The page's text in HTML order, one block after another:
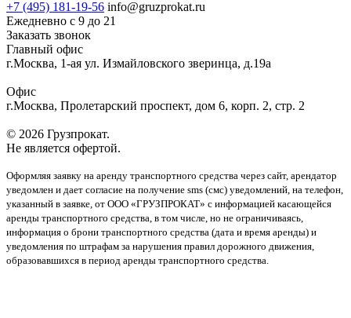
+7 (495) 181-19-56 info@gruzprokat.ru
Ежедневно с 9 до 21
Заказать звонок
Главный офис
г.Москва, 1-ая ул. Измайловского зверинца, д.19а
Офис
г.Москва, Пролетарский проспект, дом 6, корп. 2, стр. 2
© 2026 Грузпрокат.
Не является офертой.
Оформляя заявку на аренду транспортного средства через сайт, арендатор
уведомлен и дает согласие на получение sms (смс) уведомлений, на телефон,
указанный в заявке, от ООО «ГРУЗПРОКАТ» с информацией касающейся
аренды транспортного средства, в том числе, но не ограничиваясь,
информация о брони транспортного средства (дата и время аренды) и
уведомления по штрафам за нарушения правил дорожного движения,
образовавшихся в период аренды транспортного средства.